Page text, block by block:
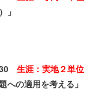
」
生涯：実地２単位
への適用を考える」